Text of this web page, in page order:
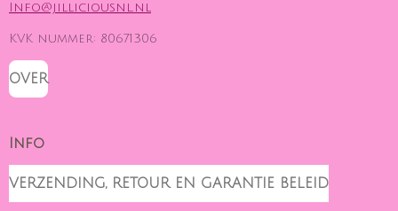
Info@jilliciousnl.nl
KVK nummer: 80671306
OVER
Info
VERZENDING, RETOUR EN GARANTIE BELEID